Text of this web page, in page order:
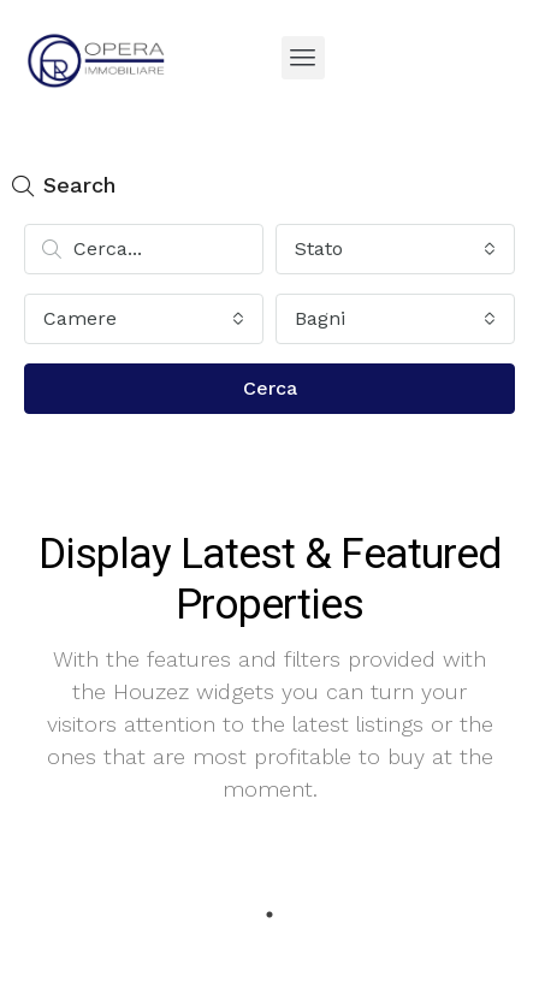
Search
Stato
Camere Bagni
Cerca
Display Latest & Featured
Properties
With the features and filters provided with
the Houzez widgets you can turn your
visitors attention to the latest listings or the
ones that are most profitable to buy at the
moment.